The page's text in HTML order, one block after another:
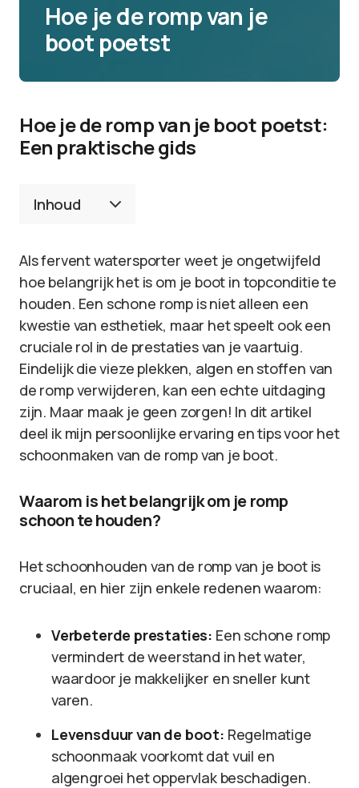
Hoe je de romp van je
boot poetst
Hoe je de romp van je boot poetst:
Een praktische gids
Inhoud
Als fervent watersporter weet je ongetwijfeld
hoe belangrijk het is om je boot in topconditie te
houden. Een schone romp is niet alleen een
kwestie van esthetiek, maar het speelt ook een
cruciale rol in de prestaties van je vaartuig.
Eindelijk die vieze plekken, algen en stoffen van
de romp verwijderen, kan een echte uitdaging
zijn. Maar maak je geen zorgen! In dit artikel
deel ik mijn persoonlijke ervaring en tips voor het
schoonmaken van de romp van je boot.
Waarom is het belangrijk om je romp
schoon te houden?
Het schoonhouden van de romp van je boot is
cruciaal, en hier zijn enkele redenen waarom:
Verbeterde prestaties: Een schone romp
vermindert de weerstand in het water,
waardoor je makkelijker en sneller kunt
varen.
Levensduur van de boot: Regelmatige
schoonmaak voorkomt dat vuil en
algengroei het oppervlak beschadigen.